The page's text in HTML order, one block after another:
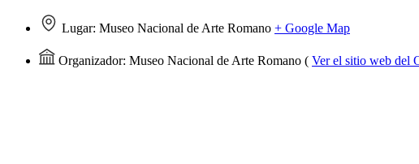
Lugar: Museo Nacional de Arte Romano + Google Map
Organizador: Museo Nacional de Arte Romano ( Ver el sitio web del